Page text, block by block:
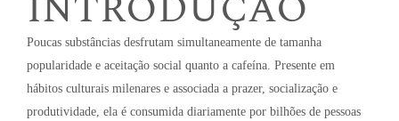
Poucas substâncias desfrutam simultaneamente de tamanha
popularidade e aceitação social quanto a cafeína. Presente em
hábitos culturais milenares e associada a prazer, socialização e
produtividade, ela é consumida diariamente por bilhões de pessoas